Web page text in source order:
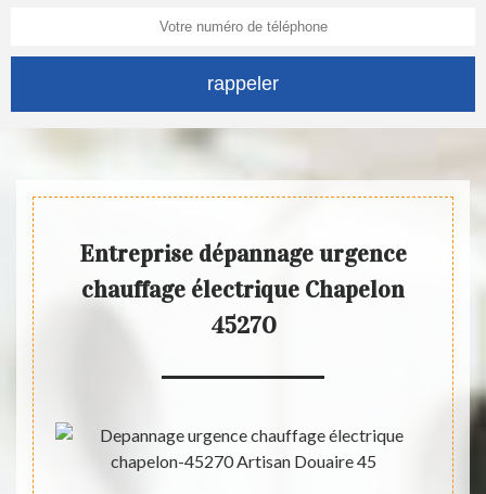
Entreprise dépannage urgence
chauffage électrique Chapelon
45270